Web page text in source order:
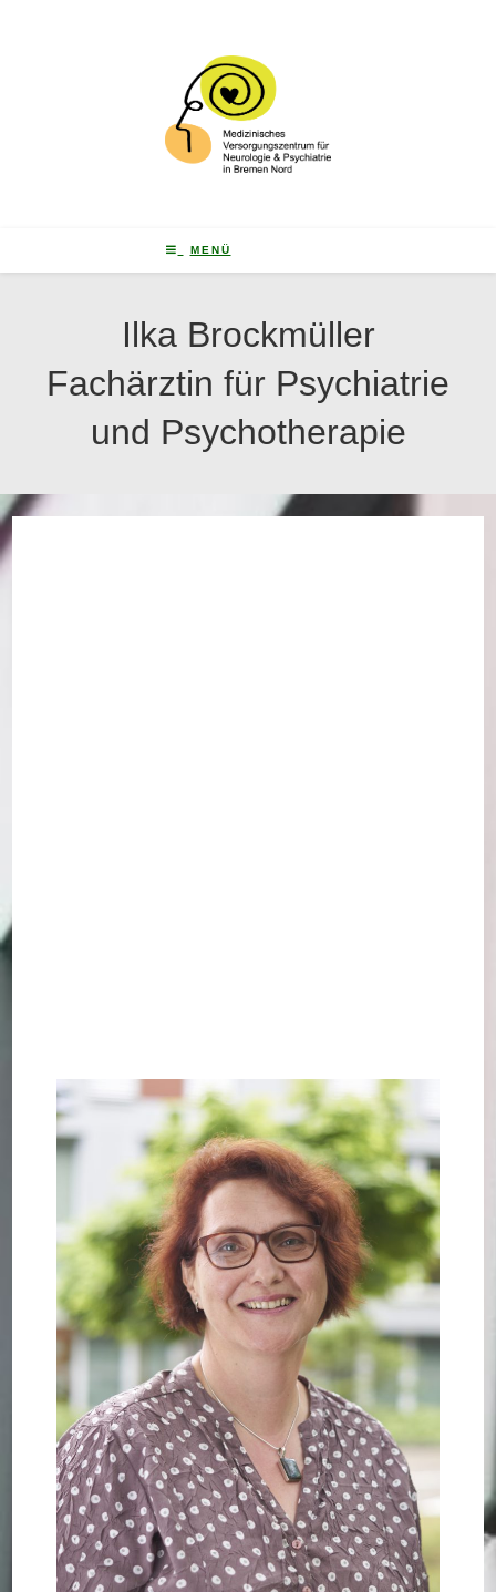
MENÜ
Ilka Brockmüller
Fachärztin für Psychiatrie
und Psychotherapie